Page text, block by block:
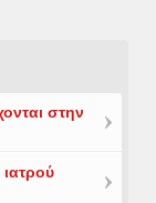
στην